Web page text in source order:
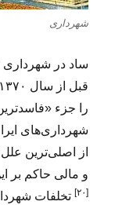
شهرداری
ساد در شهرداری
قبل از سال ۱۳۷۰ بر می‌گردد.
را جزء
شهرداری‌های
از اصلی‌ترین
و مالی حاکم بر
[۲۰]
تخلفات